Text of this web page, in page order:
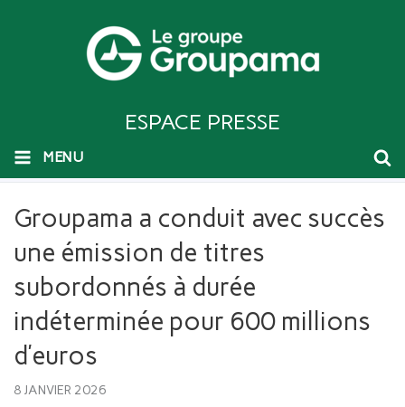
ESPACE PRESSE
MENU
Groupama a conduit avec succès
une émission de titres
subordonnés à durée
indéterminée pour 600 millions
d’euros
8 JANVIER 2026